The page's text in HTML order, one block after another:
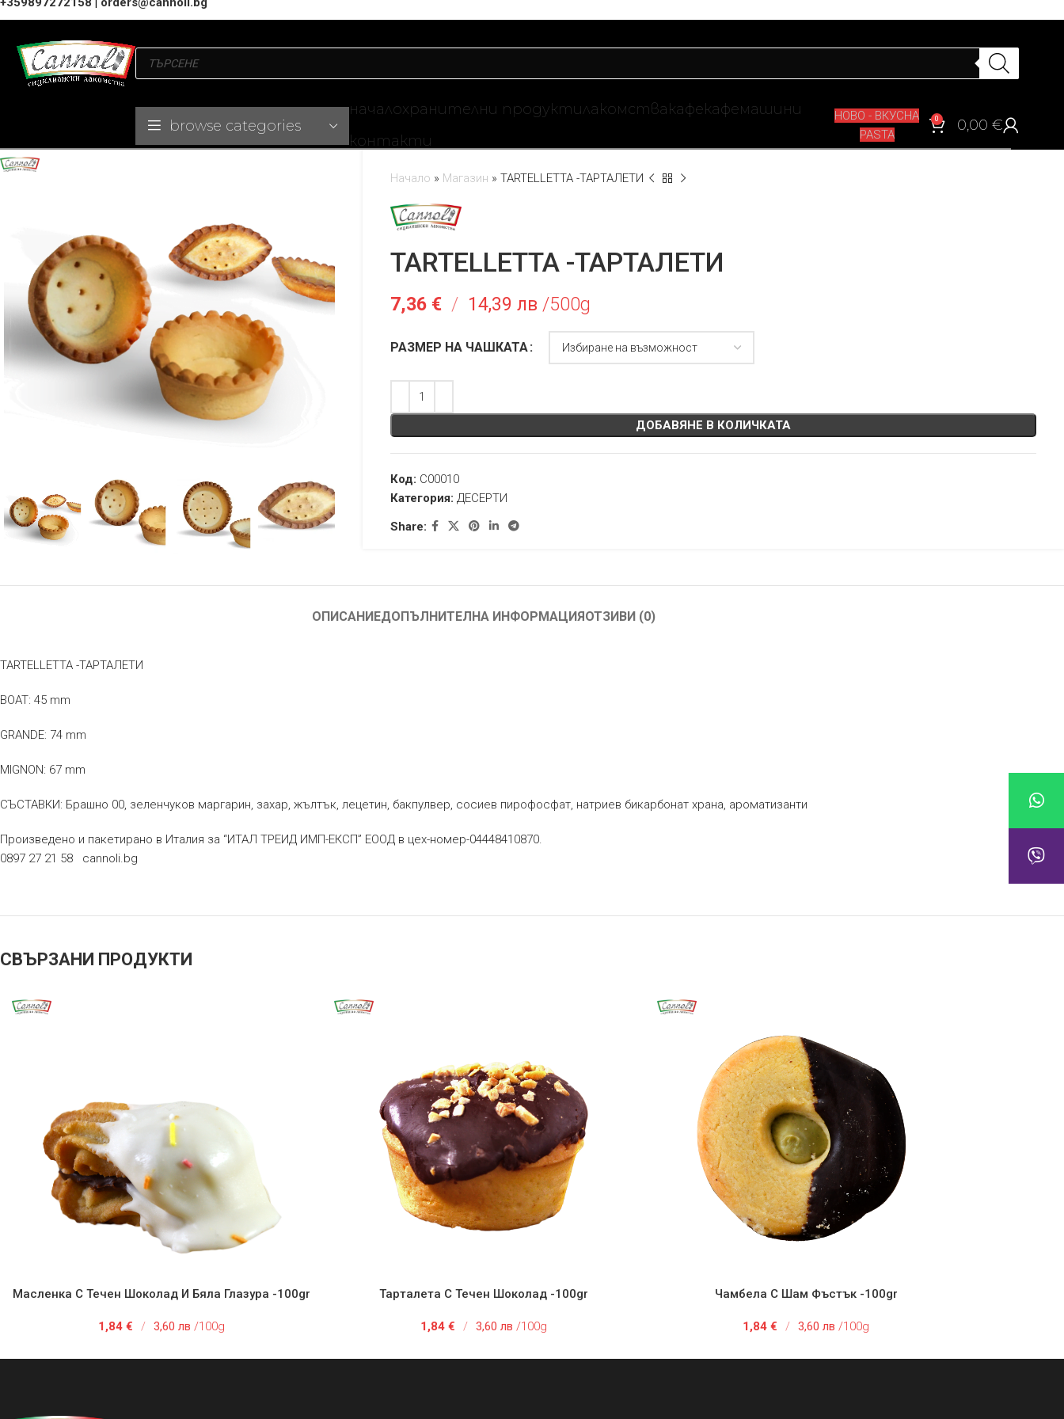
browse categories
началохранителни продуктилакомствакафекафемашини
контакти
НОВО - ВКУСНА
PASTA
0 0,00 €
Начало » Магазин » TARTELLETTA -ТАРТАЛЕТИ
TARTELLETTA -ТАРТАЛЕТИ
7,36 € / 14,39 лв /500g
РАЗМЕР НА ЧАШКАТА
ДОБАВЯНЕ В КОЛИЧКАТА
Код: C00010
Категория: ДЕСЕРТИ
Share:
ОПИСАНИЕДОПЪЛНИТЕЛНА ИНФОРМАЦИЯОТЗИВИ (0)
TARTELLETTA -ТАРТАЛЕТИ
BOAT: 45 mm
GRANDE: 74 mm
MIGNON: 67 mm
СЪСТАВКИ: Брашно 00, зеленчуков маргарин, захар, жълтък, лецетин, бакпулвер, сосиев пирофосфат, натриев бикарбонат храна, ароматизанти
Произведено и пакетирано в Италия за “ИТАЛ ТРЕИД ИМП-ЕКСП” ЕООД в цех-номер-04448410870.
0897 27 21 58 cannoli.bg
СВЪРЗАНИ ПРОДУКТИ
ДОБАВЯНЕ В КОЛИЧКАТА
Масленка С Течен Шоколад И Бяла Глазура -100gr
1,84 € / 3,60 лв /100g
ДОБАВЯНЕ В КОЛИЧКАТА
Тарталета С Течен Шоколад -100gr
1,84 € / 3,60 лв /100g
ДОБАВЯНЕ В КОЛИЧКАТА
Чамбела С Шам Фъстък -100gr
1,84€ / 3,60 лв /100g